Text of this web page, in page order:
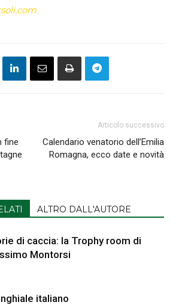
fine
Articolo successivo
Calendario venatorio dell’Emilia
Romagna, ecco date e novità
ALTRO DALL'AUTORE
di caccia: la Trophy room di
Montorsi
italiano